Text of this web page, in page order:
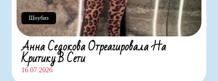
Анна Седокова Отреагировала На
Критику В Сети
16.07.2026
Шоубиз